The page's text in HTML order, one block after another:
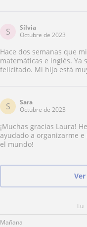
S
Sílvia
Octubre de 2023
Hace dos semanas que
matemáticas e inglés. Ya
felicitado. Mi hijo está
S
Sara
Octubre de 2023
¡Muchas gracias Laura!
ayudado a organizarme
el mundo!
Lu
Mañana